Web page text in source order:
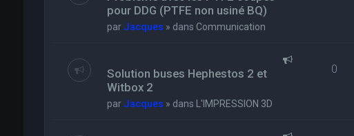
pour DDG (PTFE non usiné BQ)
par Jacques » dans Communication
Solution buses Hephestos 2 et
Witbox 2
par Jacques » dans L'IMPRESSION 3D
0